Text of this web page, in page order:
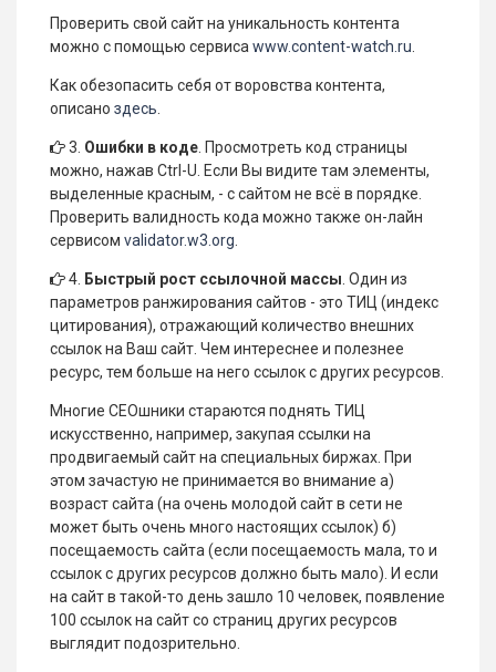
Проверить свой сайт на уникальность контента
можно с помощью сервиса www.content-watch.ru
Как обезопасить себя от воровства контента,
описано здесь
3. Ошибки в коде . Просмотреть код страницы
можно, нажав Ctrl-U. Если Вы видите там элементы,
выделенные красным, - с сайтом не всё в порядке.
Проверить валидность кода можно также он-лайн
сервисом validator.w3.org
4. Быстрый рост ссылочной массы . Один из
параметров ранжирования сайтов - это ТИЦ (индекс
цитирования), отражающий количество внешних
ссылок на Ваш сайт. Чем интереснее и полезнее
ресурс, тем больше на него ссылок с других ресурсов.
Многие СЕОшники стараются поднять ТИЦ
искусственно, например, закупая ссылки на
продвигаемый сайт на специальных биржах. При
этом зачастую не принимается во внимание а)
возраст сайта (на очень молодой сайт в сети не
может быть очень много настоящих ссылок) б)
посещаемость сайта (если посещаемость мала, то и
ссылок с других ресурсов должно быть мало). И если
на сайт в такой-то день зашло 10 человек, появление
100 ссылок на сайт со страниц других ресурсов
выглядит подозрительно.